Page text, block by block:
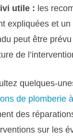
utile : les
expliquées et un
peut être
de
quelques-
de plomberie
des
sur les